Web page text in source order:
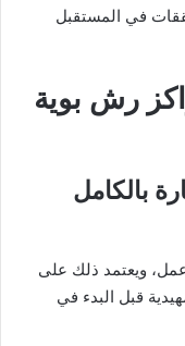
في المستقبل
رش بوية
بالكامل
عادةً ما بين 5 إلى 10 أيام عمل، ويعتمد ذلك على
قبل البدء في